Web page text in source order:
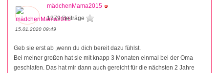
mädchenMama2015
1379 Beiträge
15.01.2020 09:49
Geb sie erst ab ,wenn du dich bereit dazu fühlst.
Bei meiner großen hat sie mit knapp 3 Monaten einmal bei der Oma
geschlafen. Das hat mir dann auch gereicht für die nächsten 2 Jahre